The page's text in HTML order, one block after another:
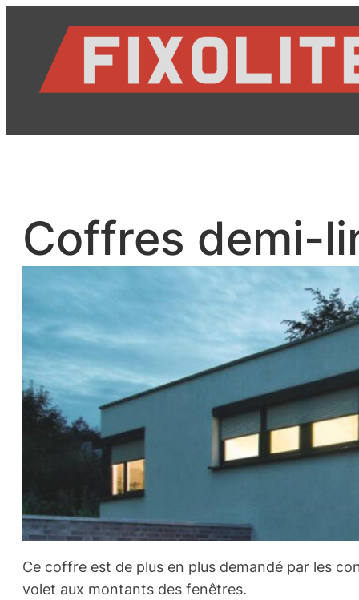
contenu
Coffres demi-
Ce coffre est de plus en plus demandé par les
volet aux montants des fenêtres.